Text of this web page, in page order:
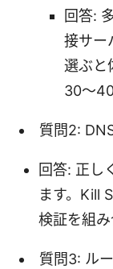
回答:
接サー
選ぶと
30〜
質問2:
回答: 正し
ます。Kill
検証を組み
質問3: ル